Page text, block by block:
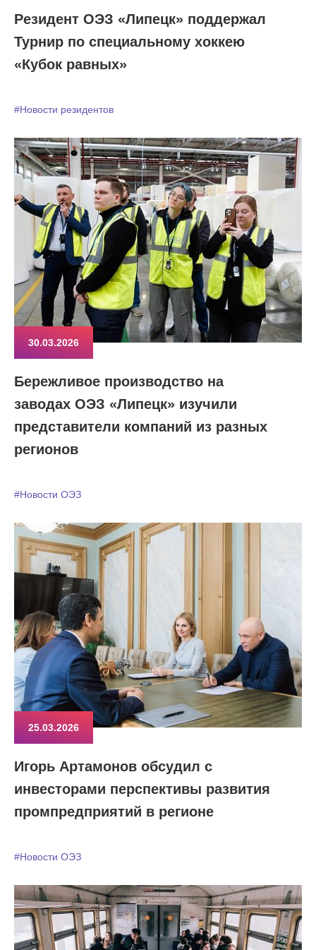
Резидент ОЭЗ «Липецк» поддержал
Турнир по специальному хоккею
«Кубок равных»
#Новости резидентов
30.03.2026
Бережливое производство на
заводах ОЭЗ «Липецк» изучили
представители компаний из разных
регионов
#Новости ОЭЗ
25.03.2026
Игорь Артамонов обсудил с
инвесторами перспективы развития
промпредприятий в регионе
#Новости ОЭЗ